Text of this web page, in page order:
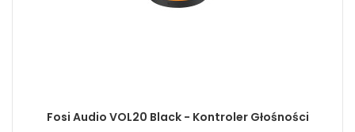
Fosi Audio VOL20 Black - Kontroler Głośności